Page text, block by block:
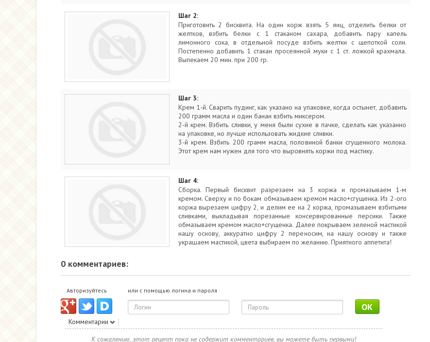
Шаг 2:
Приготовить 2 бисквита. На один корж взять 5 яиц, отделить белки от
желтков, взбить белки с 1 стаканом сахара, добавить пару капель
лимонного сока, в отдельной посуде взбить желтки с щепоткой соли.
Постепенно добавить 1 стакан просеянной муки с 1 ст. ложкой крахмала.
Выпекаем 20 мин. при 200 гр.
Шаг 3:
Крем 1-й. Сварить пудинг, как указано на упаковке, когда остынет, добавить
200 грамм масла и один банан взбить миксером.
2-й крем. Взбить сливки, у меня были сухие в пачке, сделать как указанно
на упаковке, но лучше использовать жидкие сливки.
3-й крем. Взбить 200 грамм масла, половиной банки сгущенного молока.
Этот крем нам нужен для того что выровнять коржи под мастику.
Шаг 4:
Сборка. Первый бисквит разрезаем на 3 коржа и промазываем 1-м
кремом. Сверху и по бокам обмазываем кремом масло+сгущенка. Из 2-ого
коржа вырезаем цифру 2, и делим ее на 2 коржа, промазываем взбитыми
сливками, выкладывая порезанные консервированные персики. Также
обмазываем кремом масло+сгущенка. Далее покрываем зеленой мастикой
нашу основу, аккуратно цифру 2 переносим, на нашу основу и также
украшаем мастикой, цвета выбираем по желанию. Приятного аппетита!
0 комментариев:
Авторизуйтесь или с помощью логина и пароля
OK
Комментарии
К сожалению, этот рецепт пока не содержит комментариев, вы можете быть первыми!